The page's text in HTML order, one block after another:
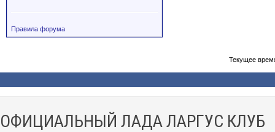
Правила форума
Текущее
ОФИЦИАЛЬНЫЙ ЛАДА ЛАРГУС КЛУБ